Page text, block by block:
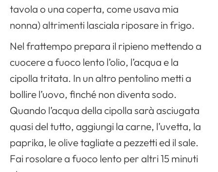
tavola o una coperta, come usava mia
nonna) altrimenti lasciala riposare in frigo.
Nel frattempo prepara il ripieno mettendo a
cuocere a fuoco lento l’olio, l’acqua e la
cipolla tritata. In un altro pentolino metti a
bollire l’uovo, finché non diventa sodo.
Quando l’acqua della cipolla sarà asciugata
quasi del tutto, aggiungi la carne, l’uvetta, la
paprika, le olive tagliate a pezzetti ed il sale.
Fai rosolare a fuoco lento per altri 15 minuti